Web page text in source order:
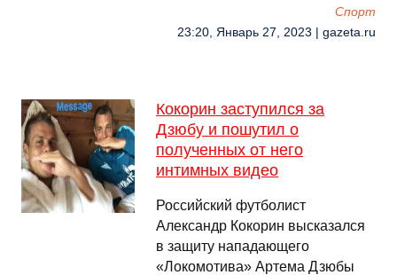
Спорт
23:20, Январь 27, 2023 | gazeta.ru
Кокорин заступился за
Дзюбу и пошутил о
полученных от него
интимных видео
Российский футболист
Александр Кокорин высказался
в защиту нападающего
«Локомотива» Артема Дзюбы